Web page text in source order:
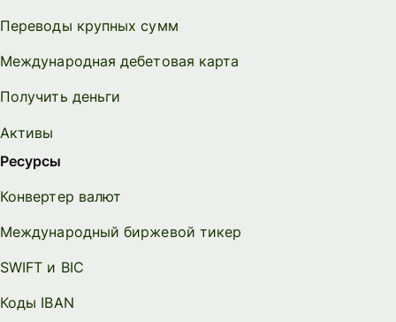
Переводы крупных сумм
Международная дебетовая карта
Получить деньги
Активы
Ресурсы
Конвертер валют
Международный биржевой тикер
SWIFT и BIC
Коды IBAN